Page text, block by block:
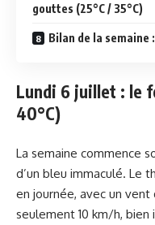
gouttes (25°C / 35°C)
Bilan de la semaine
Lundi 6 juillet : le
40°C)
La semaine commence
d’un bleu immaculé. Le
en journée, avec un
seulement 10 km/h, bien